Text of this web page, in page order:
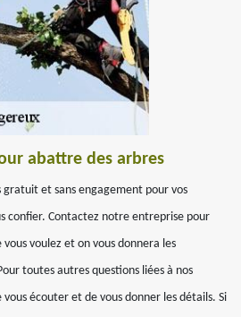
abattre des arbres
gratuit et sans engagement pour vos
confier. Contactez notre entreprise pour
voulez et on vous donnera les
toutes autres questions liées à nos
vous écouter et de vous donner les détails. Si